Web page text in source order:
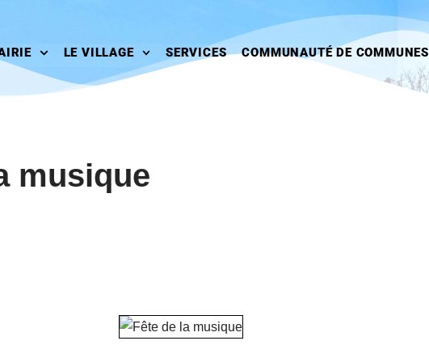
LE VILLAGE SERVICES COMMUNAUTÉ DE COMMUNES
musique